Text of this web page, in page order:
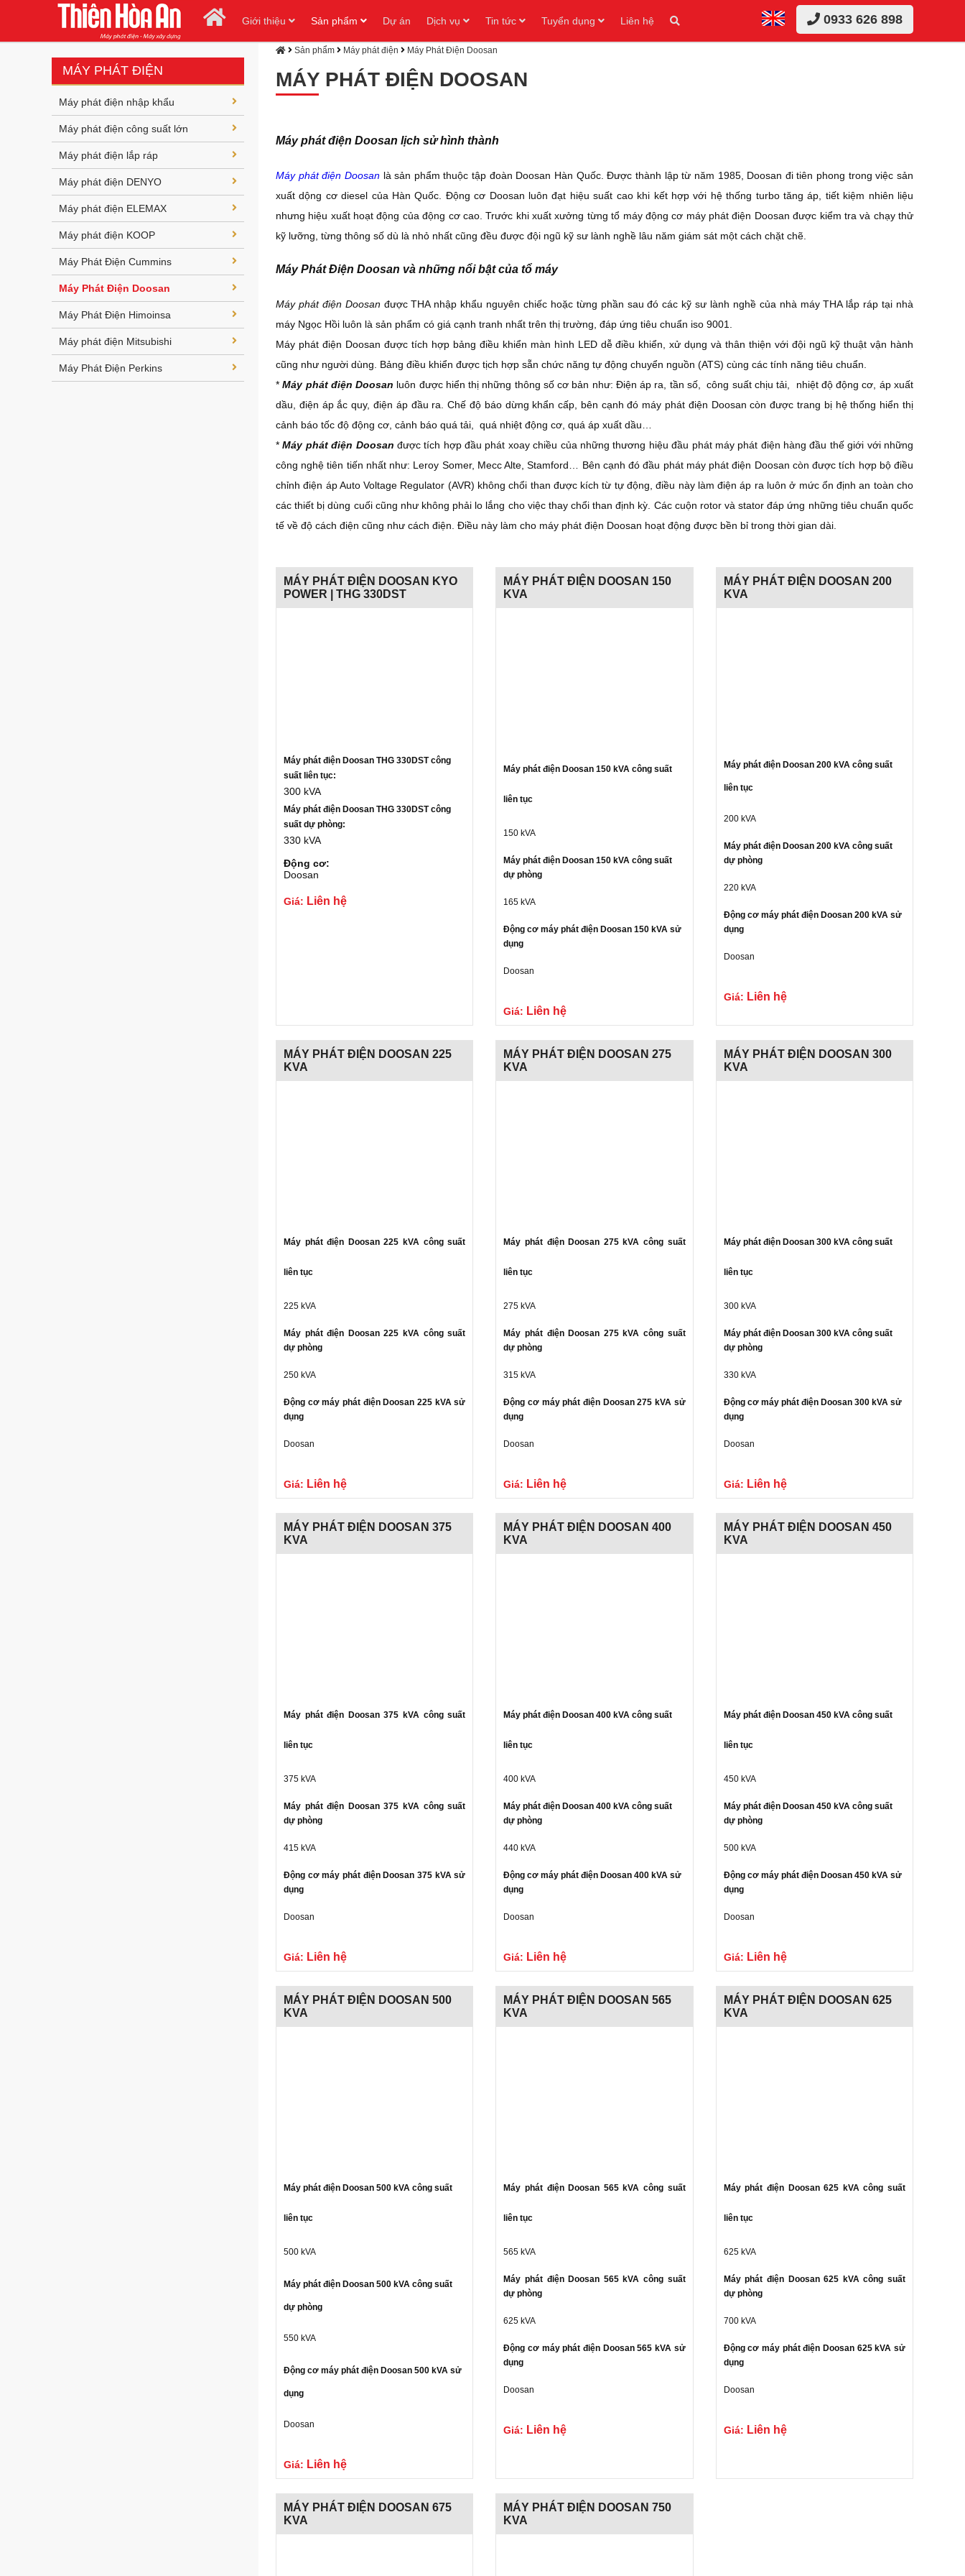
0933 626 898
Giới thiệu Sản phẩm Dự án Dịch vụ Tin tức Tuyển dụng Liên hệ
MÁY PHÁT ĐIỆN
Máy phát điện nhập khẩu
Máy phát điện công suất lớn
Máy phát điện lắp ráp
Máy phát điện DENYO
Máy phát điện ELEMAX
Máy phát điện KOOP
Máy Phát Điện Cummins
Máy Phát Điện Doosan
Máy Phát Điện Himoinsa
Máy phát điện Mitsubishi
Máy Phát Điện Perkins
Sản phẩm Máy phát điện Máy Phát Điện Doosan
MÁY PHÁT ĐIỆN DOOSAN
Máy phát điện Doosan lịch sử hình thành
Máy phát điện Doosanlà sản phẩm thuộc tập đoàn Doosan Hàn Quốc. Được thành lập từ năm 1985, Doosan đi tiên phong trong việc sản
xuất dộng cơ diesel của Hàn Quốc. Động cơ Doosan luôn đạt hiệu suất cao khi kết hợp với hệ thống turbo tăng áp, tiết kiệm nhiên liệu
nhưng hiệu xuất hoạt động của động cơ cao. Trước khi xuất xưởng từng tổ máy động cơ máy phát điện Doosan được kiểm tra và chạy thử
kỹ lưỡng, từng thông số dù là nhỏ nhất cũng đều được đội ngũ kỹ sư lành nghề lâu năm giám sát một cách chặt chẽ.
Máy Phát Điện Doosan và những nổi bật của tổ máy
Máy phát điện Doosanđược THA nhập khẩu nguyên chiếc hoặc từng phần sau đó các kỹ sư lành nghề của nhà máy THA lắp ráp tại nhà
máy Ngọc Hồi luôn là sản phẩm có giá cạnh tranh nhất trên thị trường, đáp ứng tiêu chuẩn iso 9001.
Máy phát điện Doosan được tích hợp bảng điều khiển màn hình LED dễ điều khiển, xử dụng và thân thiện với đội ngũ kỹ thuật vận hành
cũng như người dùng. Bảng điều khiển được tịch hợp sẵn chức năng tự động chuyển nguồn (ATS) cùng các tính năng tiêu chuẩn.
*Máy phát điện Doosan luôn được hiển thị những thông số cơ bản như: Điện áp ra, tần số, công suất chịu tải, nhiệt độ động cơ, áp xuất
dầu, điện áp ắc quy, điện áp đầu ra. Chế độ báo dừng khẩn cấp, bên cạnh đó máy phát điện Doosan còn được trang bị hệ thống hiển thị
cảnh báo tốc độ động cơ, cảnh báo quá tải, quá nhiệt động cơ, quá áp xuất dầu…
*Máy phát điện Doosan được tích hợp đầu phát xoay chiều của những thương hiệu đầu phát máy phát điện hàng đầu thế giới với những
công nghệ tiên tiến nhất như: Leroy Somer, Mecc Alte, Stamford… Bên cạnh đó đầu phát máy phát điện Doosan còn được tích hợp bộ điều
chỉnh điện áp Auto Voltage Regulator (AVR) không chổi than được kích từ tự động, điều này làm điện áp ra luôn ở mức ổn định an toàn cho
các thiết bị dùng cuối cũng như không phải lo lắng cho việc thay chổi than định kỳ. Các cuộn rotor và stator đáp ứng những tiêu chuẩn quốc
tế về độ cách điện cũng như cách điện. Điều này làm cho máy phát điện Doosan hoạt động được bền bỉ trong thời gian dài.
MÁY PHÁT ĐIỆN DOOSAN KYO
POWER | THG 330DST
Máy phát điện Doosan THG 330DST công
suất liên tục:
300 kVA
Máy phát điện Doosan THG 330DST công
suất dự phòng:
330 kVA
Động cơ:
Doosan
Giá: Liên hệ
MÁY PHÁT ĐIỆN DOOSAN 150
KVA
Máy phát điện Doosan 150 kVA công suất
liên tục
150 kVA
Máy phát điện Doosan 150 kVA công suất
dự phòng
165 kVA
Động cơ máy phát điện Doosan 150 kVA sử
dụng
Doosan
Giá: Liên hệ
Gửi liên hệ
MÁY PHÁT ĐIỆN DOOSAN 200
KVA
Máy phát điện Doosan 200 kVA công suất
liên tục
200 kVA
Máy phát điện Doosan 200 kVA công suất
dự phòng
220 kVA
Động cơ máy phát điện Doosan 200 kVA sử
dụng
Doosan
Giá: Liên hệ
MÁY PHÁT ĐIỆN DOOSAN 225
KVA
Máy phát điện Doosan 225 kVA công suất
liên tục
225 kVA
Máy phát điện Doosan 225 kVA công suất
dự phòng
250 kVA
Động cơ máy phát điện Doosan 225 kVA sử
dụng
Doosan
Giá: Liên hệ
MÁY PHÁT ĐIỆN DOOSAN 275
KVA
Máy phát điện Doosan 275 kVA công suất
liên tục
275 kVA
Máy phát điện Doosan 275 kVA công suất
dự phòng
315 kVA
Động cơ máy phát điện Doosan 275 kVA sử
dụng
Doosan
Giá: Liên hệ
MÁY PHÁT ĐIỆN DOOSAN 300
KVA
Máy phát điện Doosan 300 kVA công suất
liên tục
300 kVA
Máy phát điện Doosan 300 kVA công suất
dự phòng
330 kVA
Động cơ máy phát điện Doosan 300 kVA sử
dụng
Doosan
Giá: Liên hệ
MÁY PHÁT ĐIỆN DOOSAN 375
KVA
Máy phát điện Doosan 375 kVA công suất
liên tục
375 kVA
Máy phát điện Doosan 375 kVA công suất
dự phòng
415 kVA
Động cơ máy phát điện Doosan 375 kVA sử
dụng
Doosan
Giá: Liên hệ
MÁY PHÁT ĐIỆN DOOSAN 400
KVA
Máy phát điện Doosan 400 kVA công suất
liên tục
400 kVA
Máy phát điện Doosan 400 kVA công suất
dự phòng
440 kVA
Động cơ máy phát điện Doosan 400 kVA sử
dụng
Doosan
Giá: Liên hệ
MÁY PHÁT ĐIỆN DOOSAN 450
KVA
Máy phát điện Doosan 450 kVA công suất
liên tục
450 kVA
Máy phát điện Doosan 450 kVA công suất
dự phòng
500 kVA
Động cơ máy phát điện Doosan 450 kVA sử
dụng
Doosan
Giá: Liên hệ
MÁY PHÁT ĐIỆN DOOSAN 500
KVA
Máy phát điện Doosan 500 kVA công suất
liên tục
500 kVA
Máy phát điện Doosan 500 kVA công suất
dự phòng
550 kVA
Động cơ máy phát điện Doosan 500 kVA sử
dụng
Doosan
Giá: Liên hệ
MÁY PHÁT ĐIỆN DOOSAN 565
KVA
Máy phát điện Doosan 565 kVA công suất
liên tục
565 kVA
Máy phát điện Doosan 565 kVA công suất
dự phòng
625 kVA
Động cơ máy phát điện Doosan 565 kVA sử
dụng
Doosan
Giá: Liên hệ
MÁY PHÁT ĐIỆN DOOSAN 625
KVA
Máy phát điện Doosan 625 kVA công suất
liên tục
625 kVA
Máy phát điện Doosan 625 kVA công suất
dự phòng
700 kVA
Động cơ máy phát điện Doosan 625 kVA sử
dụng
Doosan
Giá: Liên hệ
MÁY PHÁT ĐIỆN DOOSAN 675
KVA
MÁY PHÁT ĐIỆN DOOSAN 750
KVA